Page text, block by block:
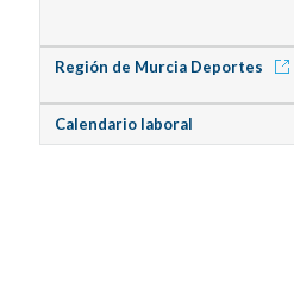
Región de Murcia Deportes
Calendario laboral